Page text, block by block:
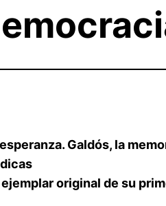
Galdós, la
original de su